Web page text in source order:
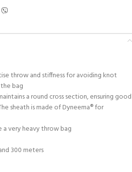
throw and stiffness for avoiding knot
bag
a round cross section, ensuring good
sheath is made of Dyneema® for
very heavy throw bag
300 meters